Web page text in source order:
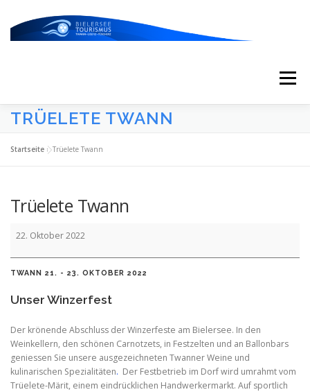
Menü
ESSEN/TRINKEN/SCHLAFEN
TRÜELETE TWANN
Startseite »Trüelete Twann
Trüelete Twann
Trüelete
22. Oktober 2022
TWANN 21. - 23. OKTOBER 2022
Unser Winzerfest
Der krönende Abschluss der Winzerfeste am Bielersee. In den
Weinkellern, den schönen Carnotzets, in Festzelten und an Ballonbars
geniessen Sie unsere ausgezeichneten Twanner Weine und
kulinarischen Spezialitäten. Der Festbetrieb im Dorf wird umrahmt vom
Trüelete-Märit, einem eindrücklichen Handwerkermarkt. Auf sportlich